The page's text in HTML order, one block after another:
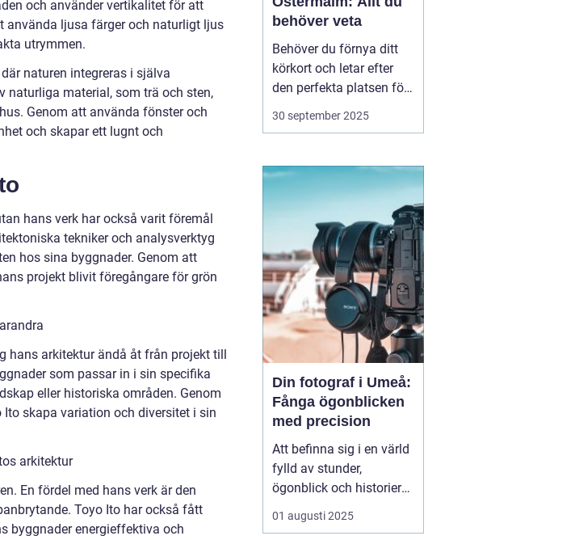
och använder vertikalitet för att
använda ljusa färger och naturligt ljus
utrymmen.
naturen integreras i själva
naturliga material, som trä och sten,
Genom att använda fönster och
och skapar ett lugnt och
hans verk har också varit föremål
tekniker och analysverktyg
hos sina byggnader. Genom att
projekt blivit föregångare för grön
arkitektur ändå åt från projekt till
som passar in i sin specifika
eller historiska områden. Genom
skapa variation och diversitet i sin
arkitektur
En fördel med hans verk är den
Toyo Ito har också fått
byggnader energieffektiva och
behöver veta
Behöver du förnya ditt
körkort och letar efter
den perfekta platsen för
att ta ditt körkortsfoto?
Då befinner du dig i rätt
Östermalm erbjuder
många alternativ för att
få en ...
30 september 2025
Din fotograf i Umeå:
Fånga ögonblicken
med precision
Att befinna sig i en värld
fylld av stunder,
ögonblick och historier
kan verkligen vara
magiskt, särskilt när
01 augusti 2025